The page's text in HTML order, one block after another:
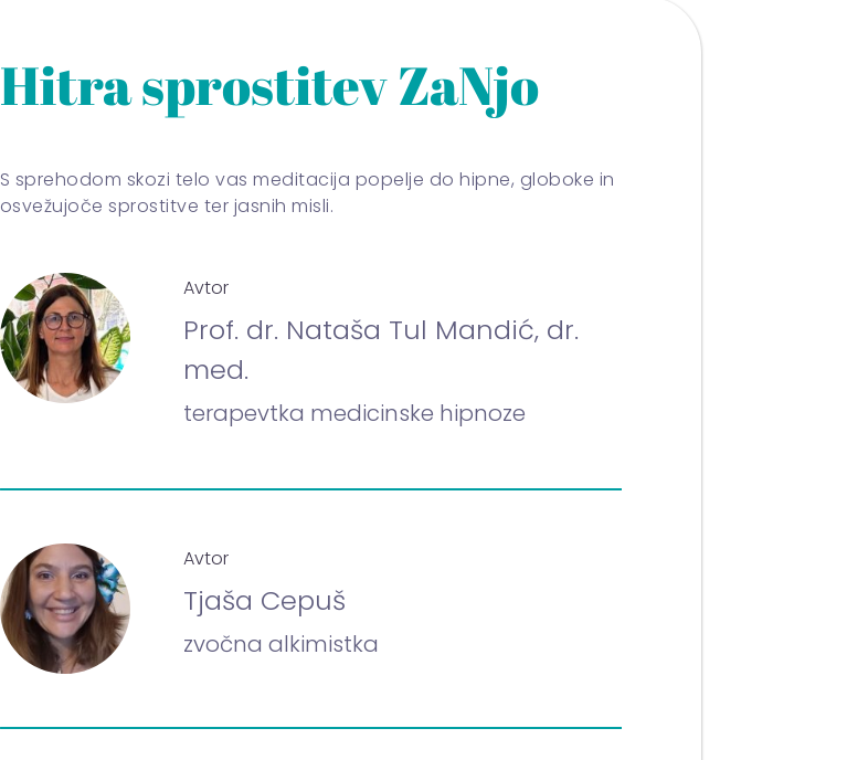
Hitra sprostitev ZaNjo
S sprehodom skozi telo vas meditacija popelje do hipne, globoke in
osvežujoče sprostitve ter jasnih misli.
Avtor
Prof. dr. Nataša Tul Mandić, dr.
med.
terapevtka medicinske hipnoze
Avtor
Tjaša Cepuš
zvočna alkimistka